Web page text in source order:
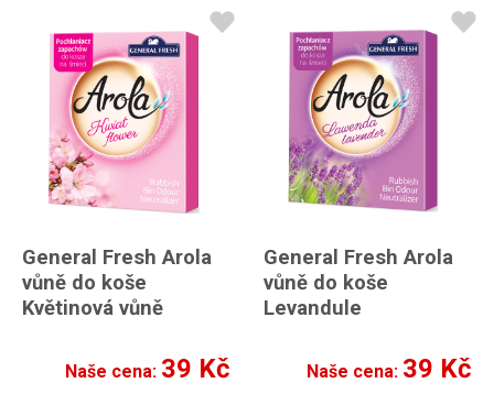
General Fresh Arola
vůně do koše
Květinová vůně
Naše cena: 39 Kč
General Fresh Arola
vůně do koše
Levandule
Naše cena: 39 Kč